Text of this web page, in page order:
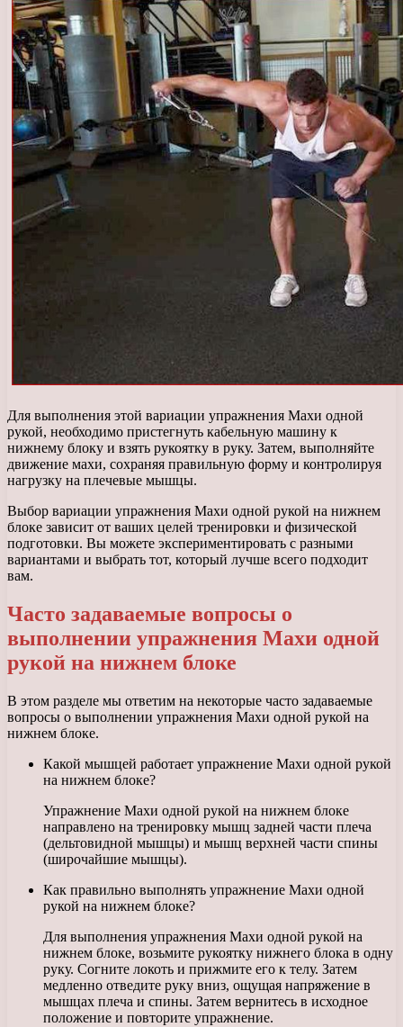
Для выполнения этой вариации упражнения Махи одной
рукой, необходимо пристегнуть кабельную машину к
нижнему блоку и взять рукоятку в руку. Затем, выполняйте
движение махи, сохраняя правильную форму и контролируя
нагрузку на плечевые мышцы.
Выбор вариации упражнения Махи одной рукой на нижнем
блоке зависит от ваших целей тренировки и физической
подготовки. Вы можете экспериментировать с разными
вариантами и выбрать тот, который лучше всего подходит
вам.
Часто задаваемые вопросы о
выполнении упражнения Махи одной
рукой на нижнем блоке
В этом разделе мы ответим на некоторые часто задаваемые
вопросы о выполнении упражнения Махи одной рукой на
нижнем блоке.
Какой мышцей работает упражнение Махи одной рукой
на нижнем блоке?
Упражнение Махи одной рукой на нижнем блоке
направлено на тренировку мышц задней части плеча
(дельтовидной мышцы) и мышц верхней части спины
(широчайшие мышцы).
Как правильно выполнять упражнение Махи одной
рукой на нижнем блоке?
Для выполнения упражнения Махи одной рукой на
нижнем блоке, возьмите рукоятку нижнего блока в одну
руку. Согните локоть и прижмите его к телу. Затем
медленно отведите руку вниз, ощущая напряжение в
мышцах плеча и спины. Затем вернитесь в исходное
положение и повторите упражнение.